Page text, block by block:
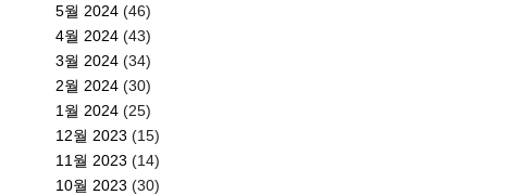
5월 2024 (46)
4월 2024 (43)
3월 2024 (34)
2월 2024 (30)
1월 2024 (25)
12월 2023 (15)
11월 2023 (14)
10월 2023 (30)